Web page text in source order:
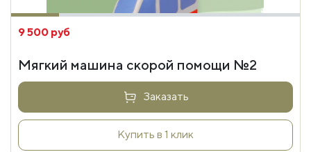
9 500 руб
Мягкий машина скорой помощи №2
Заказать
Купить в 1 клик